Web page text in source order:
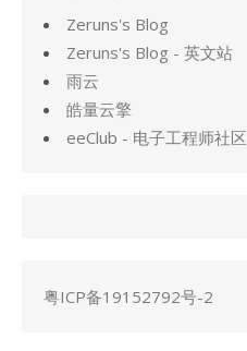
Zeruns's Blog
Zeruns's Blog - 英文站
雨云
皓量云擎
eeClub - 电子工程师社区
粤ICP备19152792号-2